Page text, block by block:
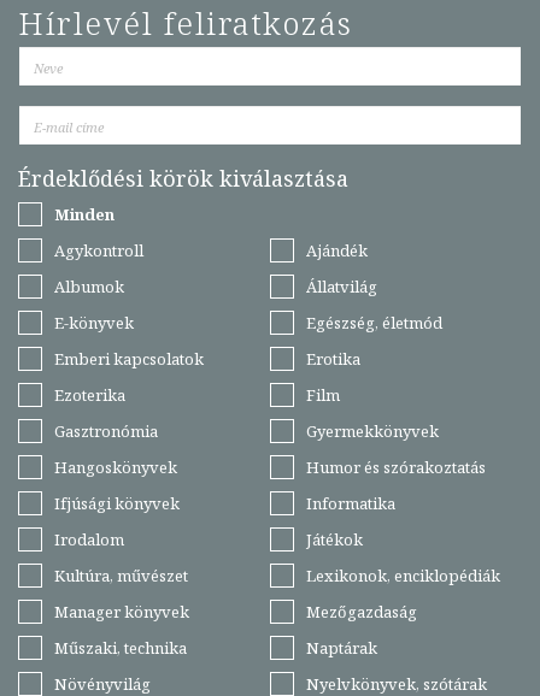
Hírlevél feliratkozás
Érdeklődési körök kiválasztása
Minden
Agykontroll
Ajándék
Albumok
Állatvilág
E-könyvek
Egészség, életmód
Emberi kapcsolatok
Erotika
Ezoterika
Film
Gasztronómia
Gyermekkönyvek
Hangoskönyvek
Humor és szórakoztatás
Ifjúsági könyvek
Informatika
Irodalom
Játékok
Kultúra, művészet
Lexikonok, enciklopédiák
Manager könyvek
Mezőgazdaság
Műszaki, technika
Naptárak
Növényvilág
Nyelvkönyvek, szótárak